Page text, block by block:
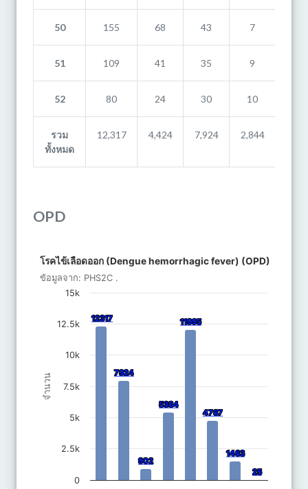
50 155 68 43 7
51 109 41 35 9
52 80 24 30 10
รวม
ทั้งหมด
12,317 4,424 7,924 2,844
OPD
Bar chart with 8 bars.
ข้อมูลจาก: PHS2C .
The chart has 1 X axis displaying categories.
The chart has 1 Y axis displaying จำนวน. Data ranges from 25
จำนวน
โรคไข้เลือดออก (Dengue hemorrhagic fever) (OPD)
ข้อมูลจาก: PHS2C .
12317
12317
7924
7924
902
902
5384
5384
11995
11995
4767
4767
1463
1463
25
25
0
2.5k
5k
7.5k
10k
12.5k
15k